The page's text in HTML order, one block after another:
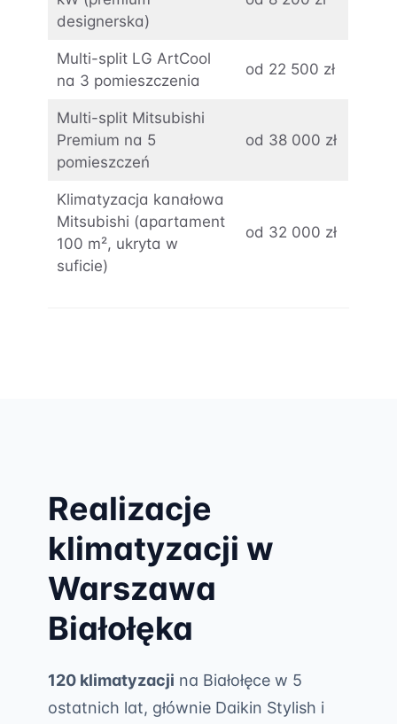
designerska)
Multi-split LG ArtCool
na 3 pomieszczenia
od 22 500 zł
Multi-split Mitsubishi
Premium na 5
pomieszczeń
od 38 000 zł
Klimatyzacja kanałowa
Mitsubishi (apartament
100 m², ukryta w
suficie)
od 32 000 zł
Realizacje
klimatyzacji w
Warszawa
Białołęka
120 klimatyzacji na Białołęce w 5
ostatnich lat, głównie Daikin Stylish i